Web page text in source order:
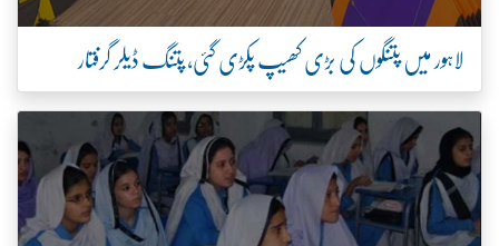
لاہور میں پتنگوں کی بڑی کھیپ پکڑی گئی، پتنگ ڈیلر گرفتار